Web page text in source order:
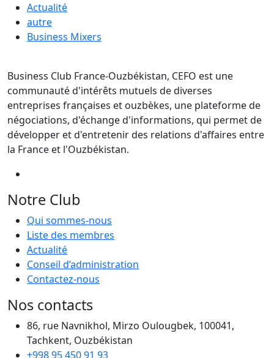
Actualité
autre
Business Mixers
Business Club France-Ouzbékistan, CEFO est une
communauté d'intérêts mutuels de diverses
entreprises françaises et ouzbèkes, une plateforme de
négociations, d'échange d'informations, qui permet de
développer et d'entretenir des relations d'affaires entre
la France et l'Ouzbékistan.
Notre Club
Qui sommes-nous
Liste des membres
Actualité
Conseil d’administration
Contactez-nous
Nos contacts
86, rue Navnikhol, Mirzo Oulougbek, 100041,
Tachkent, Ouzbékistan
+998 95 450 91 93